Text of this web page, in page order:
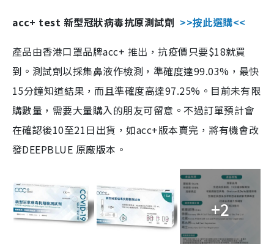
acc+ test 新型冠狀病毒抗原測試劑 >>按此選購<<
產品由香港口罩品牌acc+ 推出，抗疫價只要$18就買
到。測試劑以採集鼻液作檢測，準確度達99.03%，最快
15分鐘知道結果，而且準確度高達97.25%。目前未有限
購數量，需要大量購入的朋友可留意。不過訂單預計會
在確認後10至21日出貨，如acc+版本賣完，將有機會改
發DEEPBLUE 原廠版本。
+2